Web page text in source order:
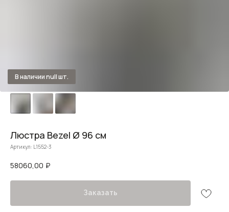
Люстра Bezel Ø 96 см
Артикул: L1552-3
58060,00 ₽
Заказать